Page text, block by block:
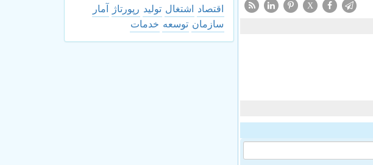
X اقتصاد اشتغال تولید رپورتاژ
آمار
سازمان توسعه خدمات